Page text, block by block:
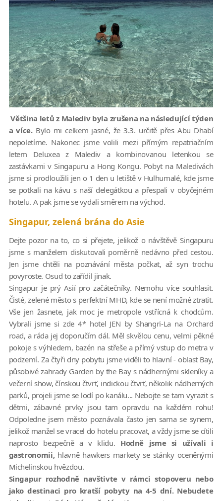
Většina letů z Malediv byla zrušena na následující týden
a více.Bylo mi celkem jasné, že 3.3. určitě přes Abu Dhabí
nepoletíme. Nakonec jsme volili mezi přímým repatriačním
letem Deluxea z Malediv a kombinovanou letenkou se
zastávkami v Singapuru a Hong Kongu. Pobyt na Maledivách
jsme si prodloužili jen o 1 den u letiště v Hulhumalé, kde jsme
se potkali na kávu s naší delegátkou a přespali v obyčejném
hotelu. A pak jsme se vydali směrem na východ.
Singapur, zelená brána do Asie
Dejte pozor na to, co si přejete, jelikož o návštěvě Singapuru
jsme s manželem diskutovali poměrně nedávno před cestou.
Jen jsme chtěli na poznávání města počkat, až syn trochu
povyroste. Osud to zařídil jinak.
Singapur je prý Asií pro začátečníky. Nemohu více souhlasit.
Čisté, zelené město s perfektní MHD, kde se není možné ztratit.
Vše jen žasnete, jak moc je metropole vstřícná k chodcům.
Vybrali jsme si zde 4* hotel JEN by Shangri-La na Orchard
road, a ráda jej doporučím dál. Měl skvělou cenu, velmi pěkné
pokoje s výhledem, bazén na střeše a přímý vstup do metra v
podzemí. Za čtyři dny pobytu jsme viděli to hlavní - oblast Bay,
působivé zahrady Garden by the Bay s nádhernými skleníky a
večerní show, čínskou čtvrť, indickou čtvrť, několik nádherných
parků, projeli jsme se lodí po kanálu... Nebojte se tam vyrazit s
dětmi, zábavné prvky jsou tam opravdu na každém rohu!
Odpoledne jsem město poznávala často jen sama se synem,
jelikož manžel se vracel do hotelu pracovat, a vždy jsme se cítili
naprosto bezpečně a v klidu. Hodně jsme si užívali i
gastronomii,hlavně hawkers markety se stánky oceněnými
Michelinskou hvězdou.
Singapur rozhodně navštivte v rámci stopoveru nebo
jako destinaci pro kratší pobyty na 4-5 dní. Nebudete